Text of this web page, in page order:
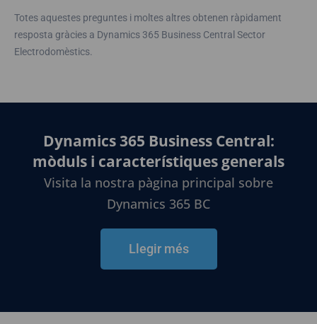
Totes aquestes preguntes i moltes altres obtenen ràpidament
resposta gràcies a Dynamics 365 Business Central Sector
Electrodomèstics.
Dynamics 365 Business Central:
mòduls i característiques generals
Visita la nostra pàgina principal sobre
Dynamics 365 BC
Llegir més